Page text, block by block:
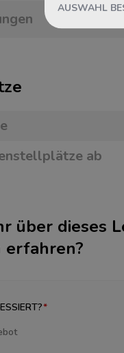
ab
über dieses
erfahren?
AUSWAHL